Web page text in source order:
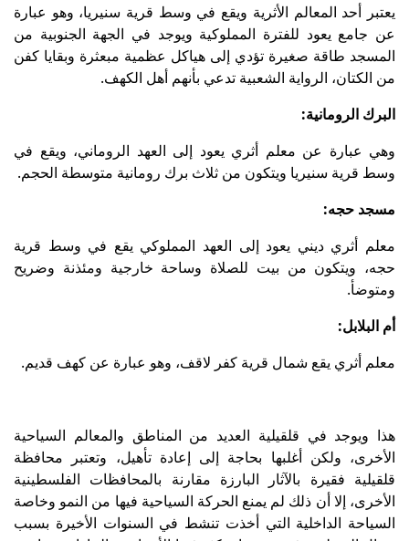
يعتبر أحد المعالم الأثرية ويقع في وسط قرية سنيريا، وهو عبارة
عن جامع يعود للفترة المملوكية ويوجد في الجهة الجنوبية من
المسجد طاقة صغيرة تؤدي إلى هياكل عظمية مبعثرة وبقايا كفن
من الكتان، الرواية الشعبية تدعي بأنهم أهل الكهف.
البرك الرومانية:
وهي عبارة عن معلم أثري يعود إلى العهد الروماني، ويقع في
وسط قرية سنيريا ويتكون من ثلاث برك رومانية متوسطة الحجم.
مسجد حجه:
معلم أثري ديني يعود إلى العهد المملوكي يقع في وسط قرية
حجه، ويتكون من بيت للصلاة وساحة خارجية ومئذنة وضريح
ومتوضأ.
أم البلابل:
معلم أثري يقع شمال قرية كفر لاقف، وهو عبارة عن كهف قديم.
هذا ويوجد في قلقيلية العديد من المناطق والمعالم السياحية
الأخرى، ولكن أغلبها بحاجة إلى إعادة تأهيل، وتعتبر محافظة
قلقيلية فقيرة بالآثار البارزة مقارنة بالمحافظات الفلسطينية
الأخرى، إلا أن ذلك لم يمنع الحركة السياحية فيها من النمو وخاصة
السياحة الداخلية التي أخذت تنشط في السنوات الأخيرة بسبب